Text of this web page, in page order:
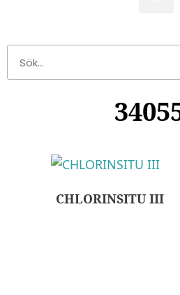
CHLORINSITU III